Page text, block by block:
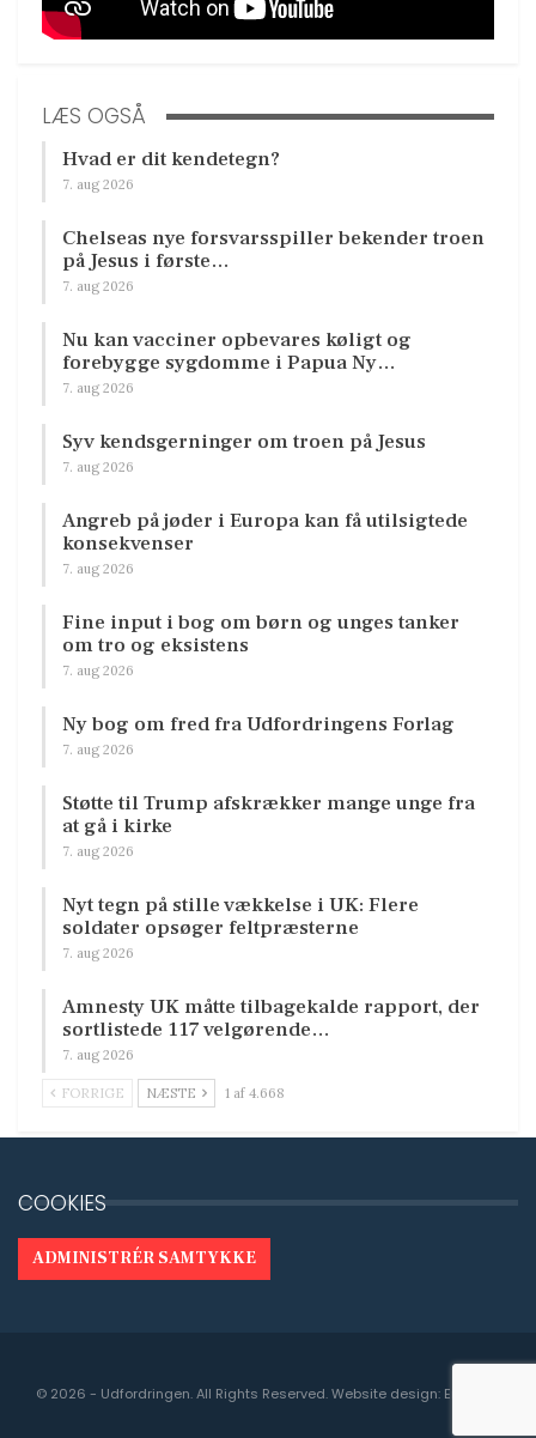
LÆS OGSÅ
Hvad er dit kendetegn?
7. aug 2026
Chelseas nye forsvarsspiller bekender troen
på Jesus i første…
7. aug 2026
Nu kan vacciner opbevares køligt og
forebygge sygdomme i Papua Ny…
7. aug 2026
Syv kendsgerninger om troen på Jesus
7. aug 2026
Angreb på jøder i Europa kan få utilsigtede
konsekvenser
7. aug 2026
Fine input i bog om børn og unges tanker
om tro og eksistens
7. aug 2026
Ny bog om fred fra Udfordringens Forlag
7. aug 2026
Støtte til Trump afskrækker mange unge fra
at gå i kirke
7. aug 2026
Nyt tegn på stille vækkelse i UK: Flere
soldater opsøger feltpræsterne
7. aug 2026
Amnesty UK måtte tilbagekalde rapport, der
sortlistede 117 velgørende…
7. aug 2026
FORRIGE NÆSTE 1 af 4.668
COOKIES
ADMINISTRÉR SAMTYKKE
© 2026 - Udfordringen. All Rights Reserved.Website design: Engedal